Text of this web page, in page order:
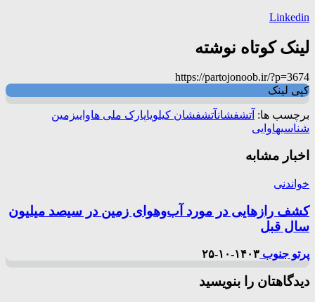
Linkedin
لینک کوتاه نوشته
https://partojonoob.ir/?p=3674
کپی لینک
برچسب ها: آتشفشانآتشفشان کیلویاپارک ملی هاواییزمین
شناسیهاوایی
اخبار مشابه
خواندنی
کشف رازهایی در مورد آب‌و‌هوای زمین در سیصد میلیون
سال قبل
پرتو جنوب ۱۴۰۳-۱۰-۲۵
دیدگاهتان را بنویسید